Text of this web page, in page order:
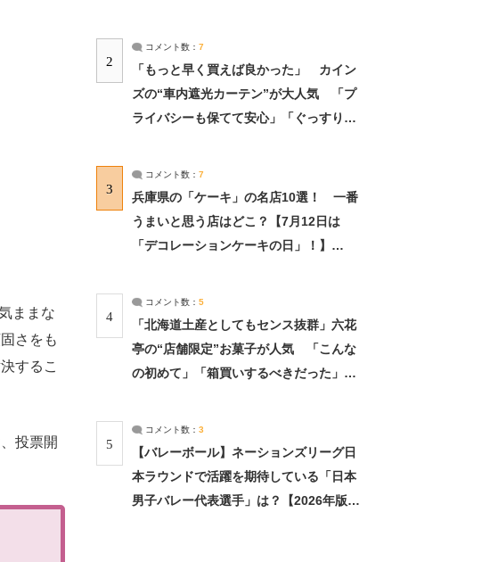
ままな
さをも
するこ
投票開
2
コメント数： 7
「もっと早く買えば良かった」 カイン
ズの“車内遮光カーテン”が大人気 「プ
ライバシーも保てて安心」「ぐっすり眠
3
コメント数： 7
兵庫県の「ケーキ」の名店10選！ 一番
うまいと思う店はどこ？【7月12日は
「デコレーションケーキの日」！】
4
コメント数： 5
「北海道土産としてもセンス抜群」六花
亭の“店舗限定”お菓子が人気 「こんな
の初めて」「箱買いするべきだった」
5
コメント数： 3
【バレーボール】ネーションズリーグ日
本ラウンドで活躍を期待している「日本
男子バレー代表選手」は？【2026年版・